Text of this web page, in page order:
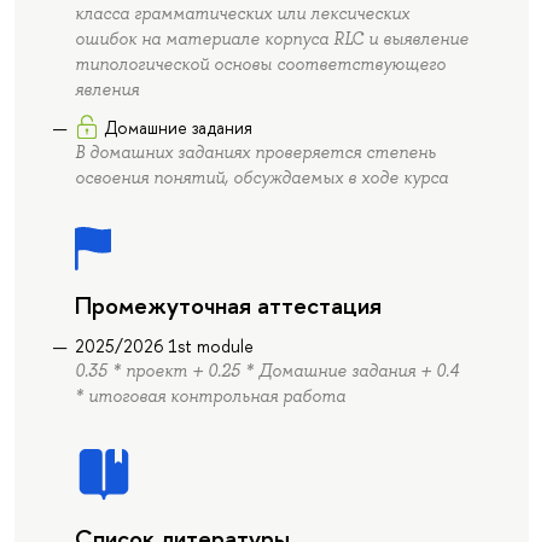
класса грамматических или лексических
ошибок на материале корпуса RLC и выявление
типологической основы соответствующего
явления
Домашние задания
В домашних заданиях проверяется степень
освоения понятий, обсуждаемых в ходе курса
Промежуточная аттестация
2025/2026 1st module
0.35 * проект + 0.25 * Домашние задания + 0.4
* итоговая контрольная работа